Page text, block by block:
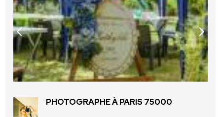
PHOTOGRAPHE À PARIS 75000